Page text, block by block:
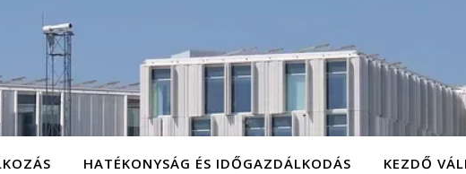
HATÉKONYSÁG ÉS IDŐGAZDÁLKODÁS KEZDŐ